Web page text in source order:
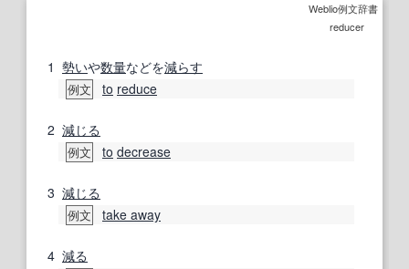
Weblio例文辞書
reducer
1 勢いや数量などを減らす
例文 to reduce
2 減じる
例文 to decrease
3 減じる
例文 take away
4 減る